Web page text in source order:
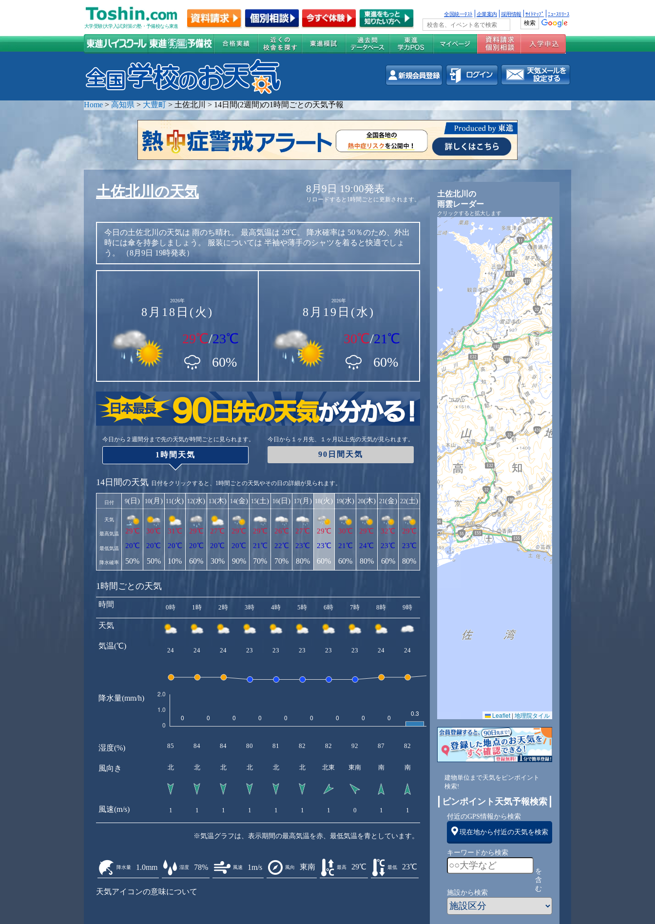
大学受験(大学入試)対策の塾・予備校なら東進
全国統一ﾃｽﾄ 企業案内 採用情報 ｻｲﾄﾏｯﾌﾟ ﾆｭｰｽﾘﾘｰｽ
Home > 高知県 > 大豊町 > 土佐北川 > 14日間(2週間)の1時間ごとの天気予報
土佐北川の天気 8月9日 19:00発表
リロードすると1時間ごとに更新されます。
今日の土佐北川の天気は 雨のち晴れ。 最高気温は 29℃。 降水確率は 50％のため、外出
時には傘を持参しましょう。
服装については 半袖や薄手のシャツを着ると快適でしょ
う。
（8月9日 19時発表）
2026年
8月18日(火)
29℃/23℃
60%
2026年
8月19日(水)
30℃/21℃
60%
今日から２週間分まで先の天気が時間ごとに見られます。
1時間天気
今日から１ヶ月先、１ヶ月以上先の天気が見られます。
90日間天気
14日間の天気 日付をクリックすると、1時間ごとの天気やその日の詳細が見られます。
日付
天気
最高気温
最低気温
降水確率
9(日)
29℃
20℃
50%
10(月)
30℃
20℃
50%
11(火)
31℃
20℃
10%
12(水)
29℃
20℃
60%
13(木)
27℃
20℃
30%
14(金)
29℃
20℃
90%
15(土)
29℃
21℃
70%
16(日)
26℃
22℃
70%
17(月)
27℃
23℃
80%
18(火)
29℃
23℃
60%
19(水)
30℃
21℃
60%
20(木)
29℃
24℃
80%
21(金)
32℃
23℃
60%
22(土)
29℃
23℃
80%
1時間ごとの天気
時間
天気
気温(℃)
降水量(mm/h)
湿度(%)
風向き
風速(m/s)
0時 1時 2時 3時 4時 5時 6時 7時 8時 9時
24 24 24 23 23 23 23 23 24 24
85 84 84 80 81 82 82 92 87 82 71 67 63 60
北 北 北 北 北 北 北東 東南 南 南
1 1 1 1 1 1 1 0 1 1
※気温グラフは、表示期間の最高気温を赤、最低気温を青としています。
降水量 1.0mm 湿度 78% 風速 1m/s 風向 東南 最高 29℃ 最低 23℃
天気アイコンの意味について
土佐北川の
雨雲レーダー
クリックすると拡大します
Leaflet | 地理院タイル
建物単位まで天気をピンポイント
検索!
ピンポイント天気予報検索
付近のGPS情報から検索
現在地から付近の天気を検索
キーワードから検索
を
含
む
施設から検索